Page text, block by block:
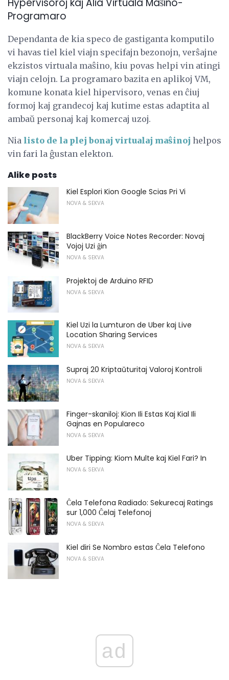
Programaro
Dependanta de kia speco de gastiganta komputilo
vi havas tiel kiel viajn specifajn bezonojn, verŝajne
ekzistos virtuala maŝino, kiu povas helpi vin atingi
viajn celojn. La programaro bazita en aplikoj VM,
komune konata kiel hipervisoro, venas en ĉiuj
formoj kaj grandecoj kaj kutime estas adaptita al
ambaŭ personaj kaj komercaj uzoj.
Nia listo de la plej bonaj virtualaj maŝinoj helpos
vin fari la ĝustan elekton.
Alike posts
Kiel Esplori Kion Google Scias Pri Vi
NOVA & SEKVA
BlackBerry Voice Notes Recorder: Novaj
Vojoj Uzi ĝin
NOVA & SEKVA
Projektoj de Arduino RFID
NOVA & SEKVA
Kiel Uzi la Lumturon de Uber kaj Live
Location Sharing Services
NOVA & SEKVA
Supraj 20 Kriptaŭturitaj Valoroj Kontroli
NOVA & SEKVA
Finger-skaniloj: Kion Ili Estas Kaj Kial Ili
Gajnas en Populareco
NOVA & SEKVA
Uber Tipping: Kiom Multe kaj Kiel Fari? In
NOVA & SEKVA
Ĉela Telefona Radiado: Sekurecaj Ratings
sur 1,000 Ĉelaj Telefonoj
NOVA & SEKVA
Kiel diri Se Nombro estas Ĉela Telefono
NOVA & SEKVA
ad